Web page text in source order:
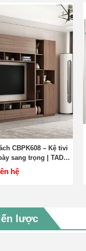
CBPK608 – Kệ tivi
sang trọng | TADA
Nam
hệ
lược